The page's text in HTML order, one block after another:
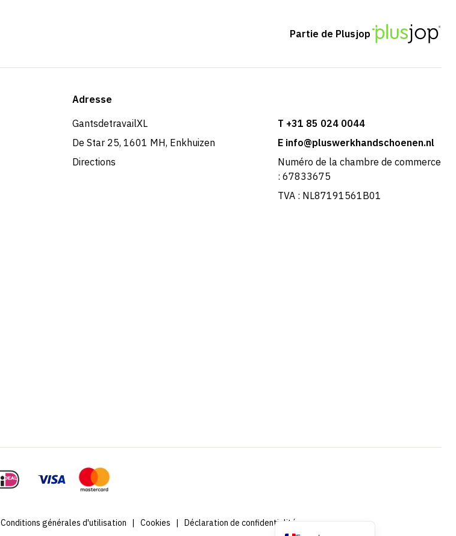
Partie de Plusjop
Adresse
GantsdetravailXL
De Star 25, 1601 MH, Enkhuizen
Directions
T +31 85 024 0044
E info@pluswerkhandschoenen.nl
Numéro de la chambre de commerce
: 67833675
TVA : NL87191561B01
Conditions générales d'utilisation Cookies Déclaration de confidentialité